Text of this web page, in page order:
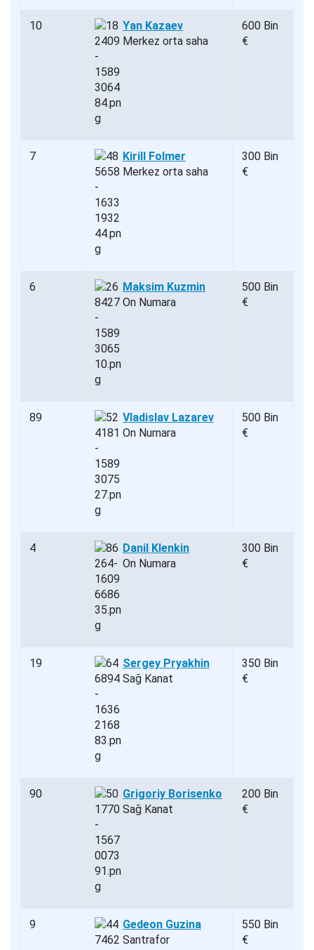
10
Yan Kazaev
Merkez orta saha
600 Bin
€
7
Kirill Folmer
Merkez orta saha
300 Bin
€
6
Maksim Kuzmin
On Numara
500 Bin
€
89
Vladislav Lazarev
On Numara
500 Bin
€
4
Danil Klenkin
On Numara
300 Bin
€
19
Sergey Pryakhin
Sağ Kanat
350 Bin
€
90
Grigoriy Borisenko
Sağ Kanat
200 Bin
€
9
Gedeon Guzina
Santrafor
550 Bin
€